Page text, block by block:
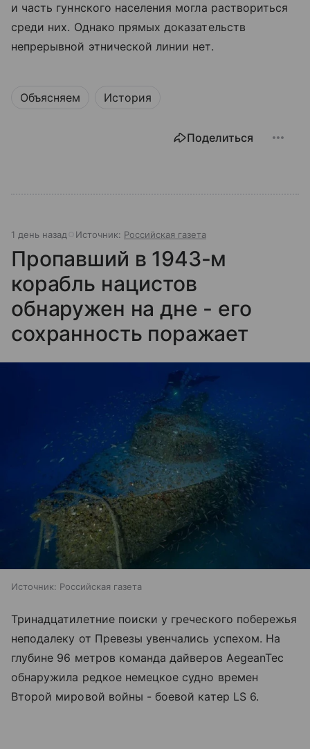
и часть гуннского населения могла раствориться
среди них. Однако прямых доказательств
непрерывной этнической линии нет.
Объясняем История
Поделиться
1 день назад Источник: Российская газета
Пропавший в 1943-м
корабль нацистов
обнаружен на дне - его
сохранность поражает
Источник: Российская газета
Тринадцатилетние поиски у греческого побережья
неподалеку от Превезы увенчались успехом. На
глубине 96 метров команда дайверов AegeanTec
обнаружила редкое немецкое судно времен
Второй мировой войны - боевой катер LS 6.